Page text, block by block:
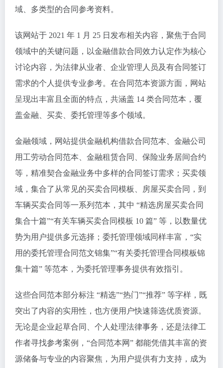
域、多类型的合同参考资料。
该网站于 2021 年 1 月 25 日发布相关内容，聚焦于合同
领域中的关键问题，以金融借款合同效力认定作为核心
讨论内容，为法律从业者、企业管理人员及有合同签订
需求的个人提供专业参考。在合同范本资源方面，网站
呈现出丰富且全面的特点，共涵盖 14 类合同范本，覆
盖金融、买卖、委托管理等多个领域。
金融领域，网站提供金融机构借款合同范本、金融公司
用工劳动合同范本、金融租赁合同、保险业务居间合约
等，精准契合金融业务中多样的合同签订需求；买卖领
域，集合了从常见的买卖合同模板、房屋买卖合同，到
车辆买卖合同等一系列范本，其中 “精选房屋买卖合同
集合十篇”“有关车辆买卖合同模板 10 篇” 等，以数量优
势为用户提供多元选择；委托管理领域同样丰富，“实
用的委托管理合同范文锦集”“有关委托管理合同模板锦
集十篇” 等范本，为委托管理事务提供有效指引。
这些合同范本部分标注 “精选”“热门”“推荐” 等字样，既
突出了内容的实用性，也方便用户快速筛选优质资源。
无论是企业起草合同、个人处理法律事务，还是法律工
作者寻找参考案例，“合同范本网” 都能凭借其丰富的资
源储备与专业的内容聚焦，为用户提供有力支持，成为